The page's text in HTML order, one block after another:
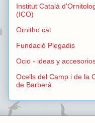
Institut Català
(ICO)
Ornitho.cat
Fundació Plegadis
Ocio - ideas y
Ocells del Camp i de la
de Barberà